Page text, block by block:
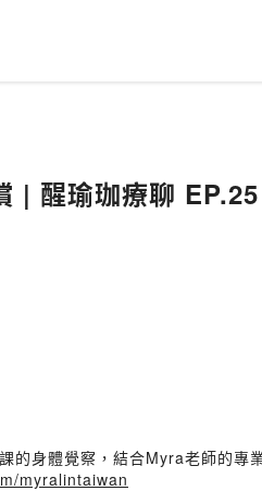
| 醒瑜珈療聊 EP.25
的身體覺察，結合Myra老師的專
myralintaiwan